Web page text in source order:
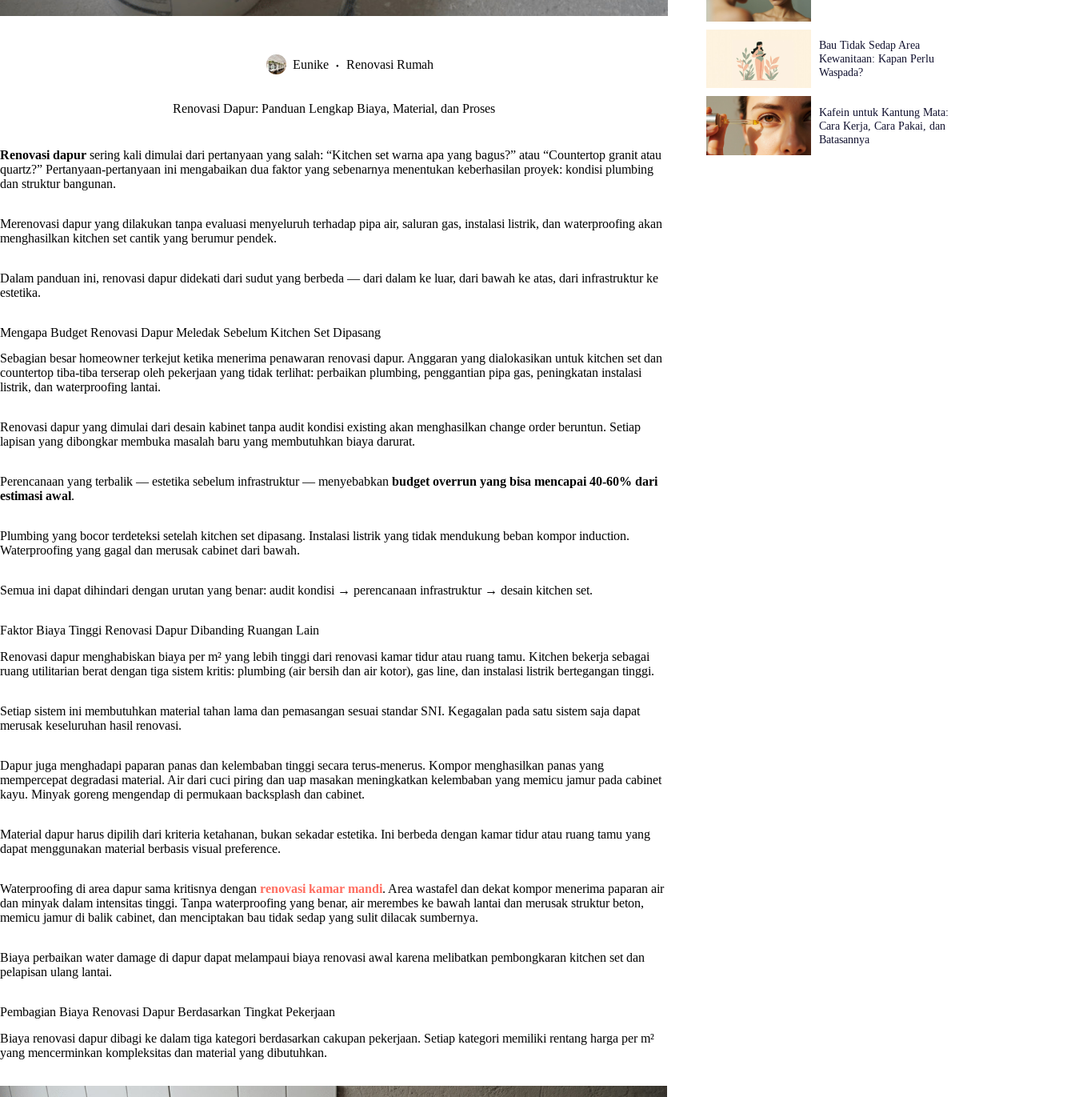
Eunike Renovasi Rumah
Renovasi Dapur: Panduan Lengkap Biaya, Material, dan Proses
Renovasi dapur sering kali dimulai dari pertanyaan yang salah: “Kitchen set warna apa yang bagus?” atau “Countertop granit atau
quartz?” Pertanyaan-pertanyaan ini mengabaikan dua faktor yang sebenarnya menentukan keberhasilan proyek: kondisi plumbing
dan struktur bangunan.
Merenovasi dapur yang dilakukan tanpa evaluasi menyeluruh terhadap pipa air, saluran gas, instalasi listrik, dan waterproofing akan
menghasilkan kitchen set cantik yang berumur pendek.
Dalam panduan ini, renovasi dapur didekati dari sudut yang berbeda — dari dalam ke luar, dari bawah ke atas, dari infrastruktur ke
estetika.
Mengapa Budget Renovasi Dapur Meledak Sebelum Kitchen Set Dipasang
Sebagian besar homeowner terkejut ketika menerima penawaran renovasi dapur. Anggaran yang dialokasikan untuk kitchen set dan
countertop tiba-tiba terserap oleh pekerjaan yang tidak terlihat: perbaikan plumbing, penggantian pipa gas, peningkatan instalasi
listrik, dan waterproofing lantai.
Renovasi dapur yang dimulai dari desain kabinet tanpa audit kondisi existing akan menghasilkan change order beruntun. Setiap
lapisan yang dibongkar membuka masalah baru yang membutuhkan biaya darurat.
Perencanaan yang terbalik — estetika sebelum infrastruktur — menyebabkan budget overrun yang bisa mencapai 40-60% dari
estimasi awal.
Plumbing yang bocor terdeteksi setelah kitchen set dipasang. Instalasi listrik yang tidak mendukung beban kompor induction.
Waterproofing yang gagal dan merusak cabinet dari bawah.
Semua ini dapat dihindari dengan urutan yang benar: audit kondisi → perencanaan infrastruktur → desain kitchen set.
Faktor Biaya Tinggi Renovasi Dapur Dibanding Ruangan Lain
Renovasi dapur menghabiskan biaya per m² yang lebih tinggi dari renovasi kamar tidur atau ruang tamu. Kitchen bekerja sebagai
ruang utilitarian berat dengan tiga sistem kritis: plumbing (air bersih dan air kotor), gas line, dan instalasi listrik bertegangan tinggi.
Setiap sistem ini membutuhkan material tahan lama dan pemasangan sesuai standar SNI. Kegagalan pada satu sistem saja dapat
merusak keseluruhan hasil renovasi.
Dapur juga menghadapi paparan panas dan kelembaban tinggi secara terus-menerus. Kompor menghasilkan panas yang
mempercepat degradasi material. Air dari cuci piring dan uap masakan meningkatkan kelembaban yang memicu jamur pada cabinet
kayu. Minyak goreng mengendap di permukaan backsplash dan cabinet.
Material dapur harus dipilih dari kriteria ketahanan, bukan sekadar estetika. Ini berbeda dengan kamar tidur atau ruang tamu yang
dapat menggunakan material berbasis visual preference.
Waterproofing di area dapur sama kritisnya dengan renovasi kamar mandi. Area wastafel dan dekat kompor menerima paparan air
dan minyak dalam intensitas tinggi. Tanpa waterproofing yang benar, air merembes ke bawah lantai dan merusak struktur beton,
memicu jamur di balik cabinet, dan menciptakan bau tidak sedap yang sulit dilacak sumbernya.
Biaya perbaikan water damage di dapur dapat melampaui biaya renovasi awal karena melibatkan pembongkaran kitchen set dan
pelapisan ulang lantai.
Pembagian Biaya Renovasi Dapur Berdasarkan Tingkat Pekerjaan
Biaya renovasi dapur dibagi ke dalam tiga kategori berdasarkan cakupan pekerjaan. Setiap kategori memiliki rentang harga per m²
yang mencerminkan kompleksitas dan material yang dibutuhkan.
Bau Tidak Sedap Area
Kewanitaan: Kapan Perlu
Waspada?
Kafein untuk Kantung Mata:
Cara Kerja, Cara Pakai, dan
Batasannya